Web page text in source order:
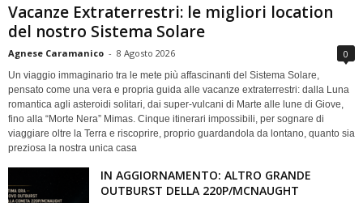
Vacanze Extraterrestri: le migliori location
del nostro Sistema Solare
Agnese Caramanico - 8 Agosto 2026 0
Un viaggio immaginario tra le mete più affascinanti del Sistema Solare,
pensato come una vera e propria guida alle vacanze extraterrestri: dalla Luna
romantica agli asteroidi solitari, dai super-vulcani di Marte alle lune di Giove,
fino alla “Morte Nera” Mimas. Cinque itinerari impossibili, per sognare di
viaggiare oltre la Terra e riscoprire, proprio guardandola da lontano, quanto sia
preziosa la nostra unica casa
IN AGGIORNAMENTO: ALTRO GRANDE
OUTBURST DELLA 220P/MCNAUGHT